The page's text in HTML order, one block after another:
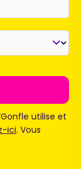
utilise et
ici. Vous